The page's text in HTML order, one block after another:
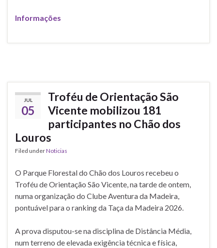
Informações
JUL
05
Troféu de Orientação São
Vicente mobilizou 181
participantes no Chão dos
Louros
Filed underNoticias
O Parque Florestal do Chão dos Louros recebeu o
Troféu de Orientação São Vicente, na tarde de ontem,
numa organização do Clube Aventura da Madeira,
pontuável para o ranking da Taça da Madeira 2026.
A prova disputou-se na disciplina de Distância Média,
num terreno de elevada exigência técnica e física,